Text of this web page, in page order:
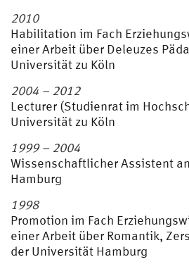
2010
Habilitation im Fach
einer Arbeit über Deleuzes
Universität zu Köln
2004 – 2012
Lecturer (Studienrat im
Universität zu Köln
1999 – 2004
Wissenschaftlicher Assistent
Hamburg
1998
Promotion im Fach
einer Arbeit über Romantik,
der Universität Hamburg